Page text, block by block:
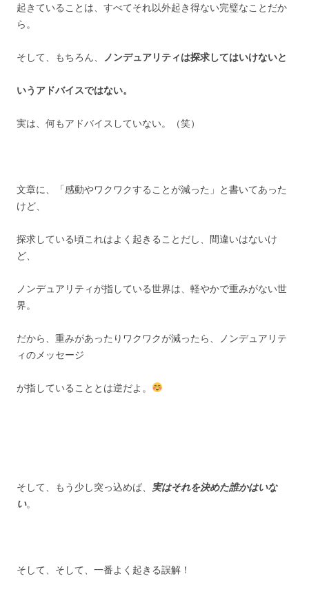
起きていることは、すべてそれ以外起き得ない完璧なことだか
ら。
そして、もちろん、 ノンデュアリティは探求してはいけないと
いうアドバイスではない。
実は、何もアドバイスしていない。（笑）
文章に、「感動やワクワクすることが減った」と書いてあった
けど、
探求している頃これはよく起きることだし、間違いはないけ
ど、
ノンデュアリティが指している世界は、軽やかで重みがない世
界。
だから、重みがあったりワクワクが減ったら、ノンデュアリテ
ィのメッセージ
が指していることとは逆だよ。
そして、もう少し突っ込めば、 実はそれを決めた誰かはいな
い。
そして、そして、一番よく起きる誤解！